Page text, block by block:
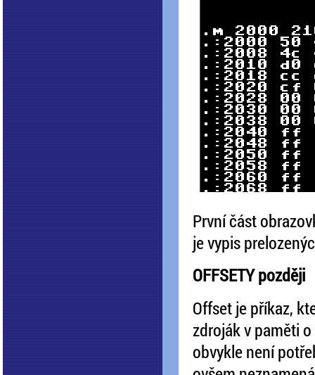
První část
je vypis
OFFSETY později
Offset je příkaz,
zdroják v paměti
obvykle není